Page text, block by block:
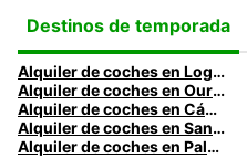
Destinos de temporada
Alquiler de coches en Logroño
Alquiler de coches en Ourense
Alquiler de coches en Cádiz
Alquiler de coches en Santander
Alquiler de coches en Palma